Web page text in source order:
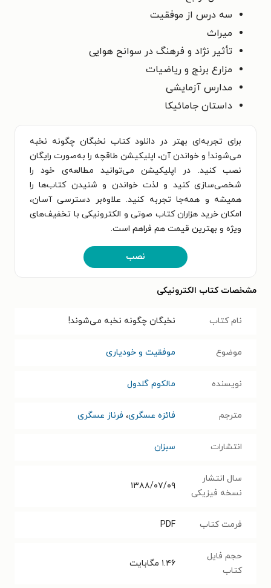
سه درس از موفقیت
میراث
تأثیر نژاد و فرهنگ در سوانح هوایی
مزارع برنج و ریاضیات
مدارس آزمایشی
داستان جامائیکا
برای تجربه‌ای بهتر در دانلود کتاب نخبگان چگونه نخبه
می‌شوند! و خواندن آن، اپلیکیشن طاقچه را به‌صورت رایگان
نصب کنید. در اپلیکیشن می‌توانید مطالعه‌ی خود را
شخصی‌سازی کنید و لذت خواندن و شنیدن کتاب‌ها را
همیشه و همه‌جا تجربه کنید. علاوه‌بر دسترسی آسان،
امکان خرید هزاران کتاب صوتی و الکترونیکی با تخفیف‌های
ویژه و بهترین قیمت هم فراهم است.
نصب
مشخصات کتاب الکترونیکی
نام کتاب نخبگان چگونه نخبه می‌شوند!
موضوع موفقیت و خودیاری
نویسنده مالکوم گلدول
مترجم فائزه عسگری، فرناز عسگری
انتشارات سبزان
سال انتشار
نسخه فیزیکی
۱۳۸۸/۰۷/۰۹
فرمت کتاب PDF
حجم فایل
کتاب
۱.۴۶ مگابایت